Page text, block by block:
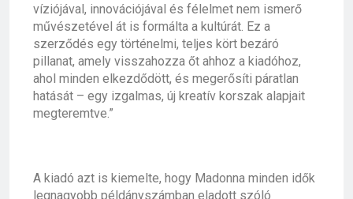
víziójával, innovációjával és félelmet nem ismerő
művészetével át is formálta a kultúrát. Ez a
szerződés egy történelmi, teljes kört bezáró
pillanat, amely visszahozza őt ahhoz a kiadóhoz,
ahol minden elkezdődött, és megerősíti páratlan
hatását – egy izgalmas, új kreatív korszak alapjait
megteremtve.”
A kiadó azt is kiemelte, hogy Madonna minden idők
legnagyobb példányszámban eladott szóló